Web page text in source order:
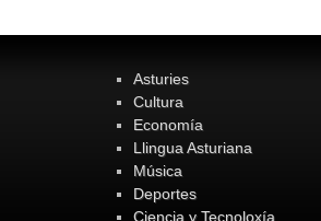
Asturies
Cultura
Economía
Llingua Asturiana
Música
Deportes
Ciencia y Tecnoloxía